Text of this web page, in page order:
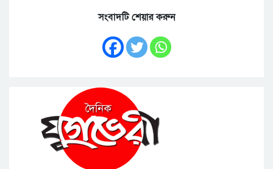
সংবাদটি শেয়ার করুন